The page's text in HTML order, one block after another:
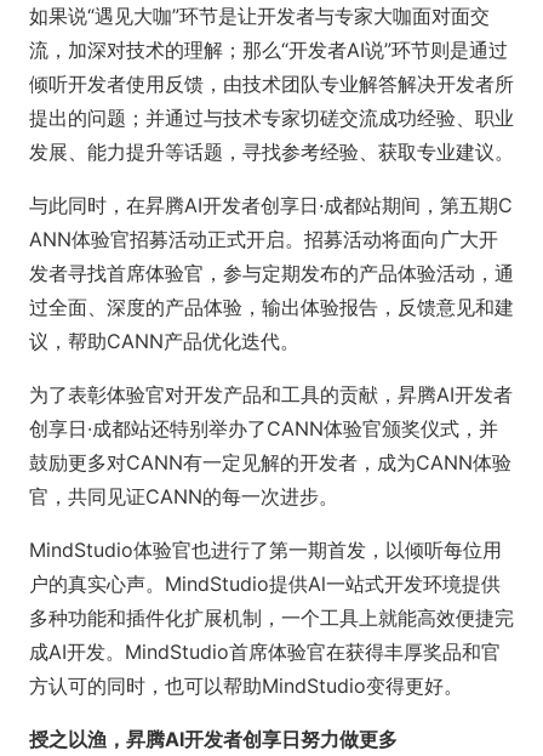
如果说“遇见大咖”环节是让开发者与专家大咖面对面交
流，加深对技术的理解；那么“开发者AI说”环节则是通过
倾听开发者使用反馈，由技术团队专业解答解决开发者所
提出的问题；并通过与技术专家切磋交流成功经验、职业
发展、能力提升等话题，寻找参考经验、获取专业建议。
与此同时，在昇腾AI开发者创享日·成都站期间，第五期C
ANN体验官招募活动正式开启。招募活动将面向广大开
发者寻找首席体验官，参与定期发布的产品体验活动，通
过全面、深度的产品体验，输出体验报告，反馈意见和建
议，帮助CANN产品优化迭代。
为了表彰体验官对开发产品和工具的贡献，昇腾AI开发者
创享日·成都站还特别举办了CANN体验官颁奖仪式，并
鼓励更多对CANN有一定见解的开发者，成为CANN体验
官，共同见证CANN的每一次进步。
MindStudio体验官也进行了第一期首发，以倾听每位用
户的真实心声。MindStudio提供Al一站式开发环境提供
多种功能和插件化扩展机制，一个工具上就能高效便捷完
成AI开发。MindStudio首席体验官在获得丰厚奖品和官
方认可的同时，也可以帮助MindStudio变得更好。
授之以渔，昇腾AI开发者创享日努力做更多